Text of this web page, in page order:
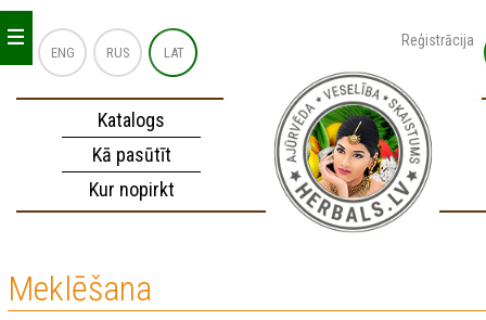
ENG RUS LAT
Reģistrācija
Katalogs
Kā pasūtīt
Kur nopirkt
_
_
_
Meklēšana